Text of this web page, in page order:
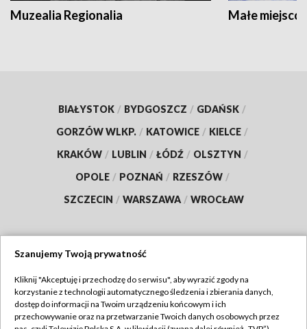
Muzealia Regionalia Małe
BIAŁYSTOK / BYDGOSZCZ / GDAŃSK /
GORZÓW WLKP. / KATOWICE / KIELCE /
KRAKÓW / LUBLIN / ŁÓDŹ / OLSZTYN /
OPOLE / POZNAŃ / RZESZÓW /
SZCZECIN / WARSZAWA / WROCŁAW
TVP
Abonament TVP
Regulamin TVP
Szanujemy Twoją prywatność
Kliknij "Akceptuję i przechodzę do serwisu", aby wyrazić zgody na
korzystanie z technologii automatycznego śledzenia i zbierania danych,
dostęp do informacji na Twoim urządzeniu końcowym i ich
przechowywanie oraz na przetwarzanie Twoich danych osobowych przez